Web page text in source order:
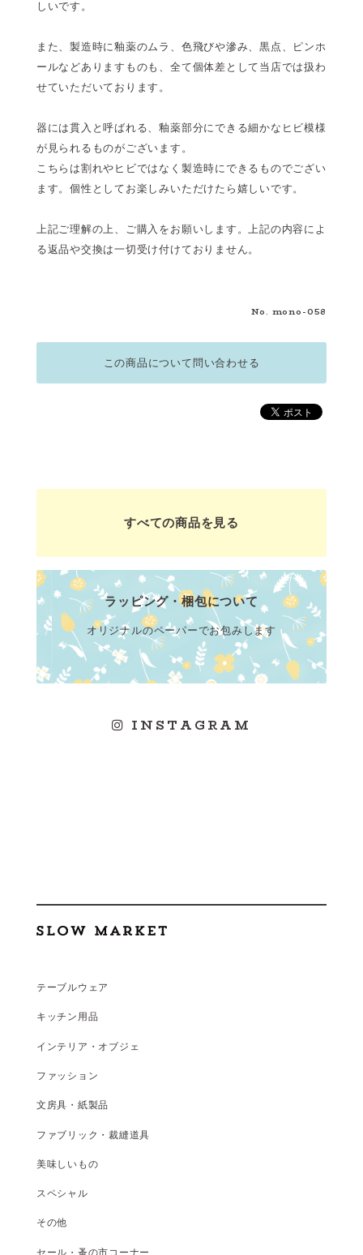
しいです。
また、製造時に釉薬のムラ、色飛びや滲み、黒点、ピンホ
ールなどありますものも、全て個体差として当店では扱わ
せていただいております。
器には貫入と呼ばれる、釉薬部分にできる細かなヒビ模様
が見られるものがございます。
こちらは割れやヒビではなく製造時にできるものでござい
ます。個性としてお楽しみいただけたら嬉しいです。
上記ご理解の上、ご購入をお願いします。上記の内容によ
る返品や交換は一切受け付けておりません。
No. mono-058
この商品について問い合わせる
すべての商品を見る
ラッピング・梱包について
オリジナルのペーパーでお包みします
INSTAGRAM
テーブルウェア
キッチン用品
インテリア・オブジェ
ファッション
文房具・紙製品
ファブリック・裁縫道具
美味しいもの
スペシャル
その他
セール・蚤の市コーナー